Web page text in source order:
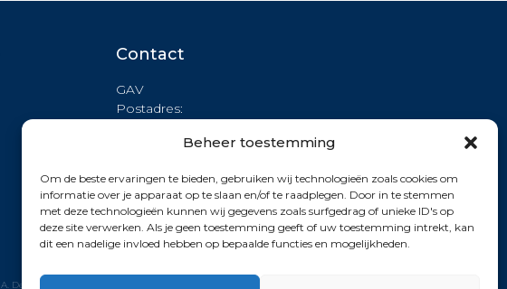
Beheer toestemming
Om de beste ervaringen te bieden, gebruiken wij technologieën zoals cookies om
informatie over je apparaat op te slaan en/of te raadplegen. Door in te stemmen
met deze technologieën kunnen wij gegevens zoals surfgedrag of unieke ID's op
deze site verwerken. Als je geen toestemming geeft of uw toestemming intrekt, kan
dit een nadelige invloed hebben op bepaalde functies en mogelijkheden.
Contact
GAV
Postadres:
1261 TA BLARICUM
Formulier
KVK: 40409907
De Google